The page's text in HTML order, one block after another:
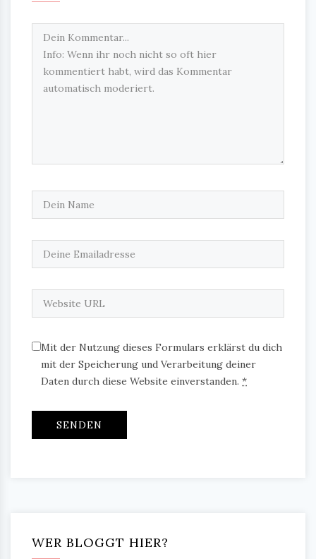
Mit der Nutzung dieses Formulars erklärst du dich
mit der Speicherung und Verarbeitung deiner
Daten durch diese Website einverstanden. *
WER BLOGGT HIER?